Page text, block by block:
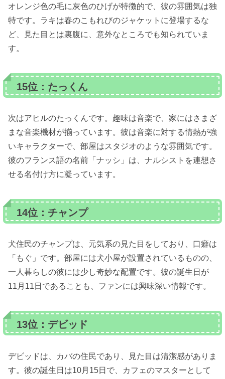
オレンジ色の毛に灰色のひげが特徴的で、彼の雰囲気は独
特です。ラキは春のこもれびのジャケットに登場するな
ど、見た目とは裏腹に、意外なところでも知られていま
す。
15位：たっくん
次はアヒルのたっくんです。趣味は音楽で、家にはさまざ
まな音楽機材が揃っています。彼は音楽に対する情熱が強
いキャラクターで、部屋はスタジオのような雰囲気です。
彼のフランス語の名前「ナッシ」は、ナルシストを連想さ
せる名付け方に凝っています。
14位：チャンプ
犬住民のチャンプは、元気系の見た目をしており、口癖は
「もぐ」です。部屋には犬小屋が設置されているものの、
一人暮らしの彼には少し奇妙な配置です。彼の誕生日が
11月11日であることも、ファンには興味深い情報です。
13位：デビッド
デビッドは、カバの住民であり、見た目は清潔感がありま
す。彼の誕生日は10月15日で、カフェのマスターとして